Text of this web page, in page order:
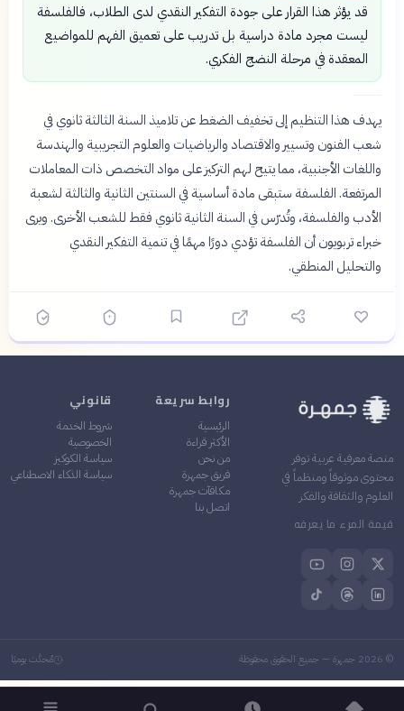
قد يؤثر هذا القرار على جودة التفكير النقدي لدى الطلاب، فالفلسفة
ليست مجرد مادة دراسية بل تدريب على تعميق الفهم للمواضيع
المعقدة في مرحلة النضج الفكري.
يهدف هذا التنظيم إلى تخفيف الضغط عن تلاميذ السنة الثالثة ثانوي في
شعب الفنون وتسيير والاقتصاد والرياضيات والعلوم التجريبية والهندسة
واللغات الأجنبية، مما يتيح لهم التركيز على مواد التخصص ذات المعاملات
المرتفعة. الفلسفة ستبقى مادة أساسية في السنتين الثانية والثالثة لشعبة
الأدب والفلسفة، وتُدرّس في السنة الثانية ثانوي فقط للشعب الأخرى. ويرى
خبراء تربويون أن الفلسفة تؤدي دورًا مهمًا في تنمية التفكير النقدي
والتحليل المنطقي.
منصة معرفية عربية توفر
محتوى موثوقاً ومنظماً في
العلوم والثقافة والفكر
قيمة المرء ما يعرفه
روابط سريعة
الرئيسية
الأكثر قراءة
من نحن
فريق جمهرة
مكافآت جمهرة
اتصل بنا
قانوني
شروط الخدمة
الخصوصية
سياسة الكوكيز
سياسة الذكاء الاصطناعي
©
2026 جمهرة — جميع الحقوق محفوظة مُحدَّث يوميًا